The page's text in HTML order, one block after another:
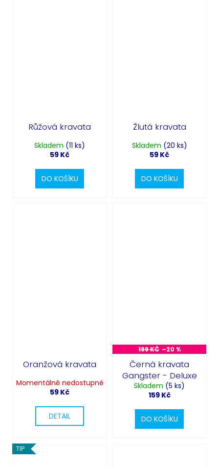
Růžová kravata
Skladem (11 ks)
59 Kč
DO KOŠÍKU
Žlutá kravata
Skladem (20 ks)
59 Kč
DO KOŠÍKU
Oranžová kravata
Momentálně nedostupné
59 Kč
DETAIL
199 KČ –20 %
Černá kravata
Gangster - Deluxe
Skladem (5 ks)
159 Kč
DO KOŠÍKU
TIP
Odeslat
Powered by chaterimo